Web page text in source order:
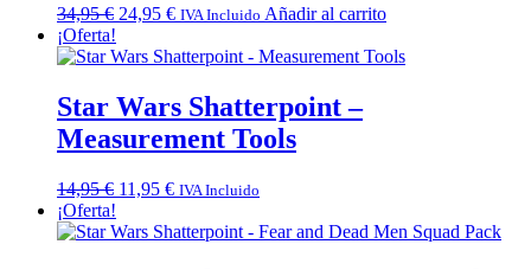
34,95€ El
original
34,95 €.
24,95 €El
actual
24,95 €.
IVA Incluido Añadir al carrito
¡Oferta!
Star Wars Shatterpoint –
Measurement Tools
14,95€ El
original
11,95 €El
actual
IVA Incluido
¡Oferta!